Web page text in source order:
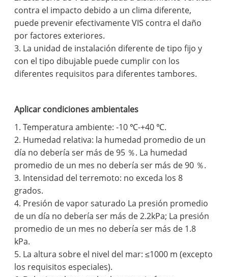
contra el impacto debido a un clima diferente,
puede prevenir efectivamente VIS contra el daño
por factores exteriores.
3. La unidad de instalación diferente de tipo fijo y
con el tipo dibujable puede cumplir con los
diferentes requisitos para diferentes tambores.
Aplicar condiciones ambientales
1. Temperatura ambiente: -10 ℃-+40 ℃.
2. Humedad relativa: la humedad promedio de un
día no debería ser más de 95 ％. La humedad
promedio de un mes no debería ser más de 90 ％.
3. Intensidad del terremoto: no exceda los 8
grados.
4. Presión de vapor saturado La presión promedio
de un día no debería ser más de 2.2kPa; La presión
promedio de un mes no debería ser más de 1.8
kPa.
5. La altura sobre el nivel del mar: ≤1000 m (excepto
los requisitos especiales).